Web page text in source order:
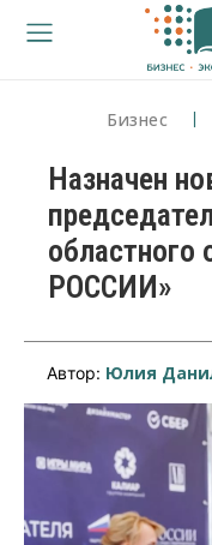
Бизнес
Назначен
областного
РОССИИ»
Автор: Юлия